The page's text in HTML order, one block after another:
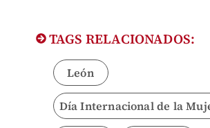
TAGS RELACIONADOS:
León
Día Internacional de la